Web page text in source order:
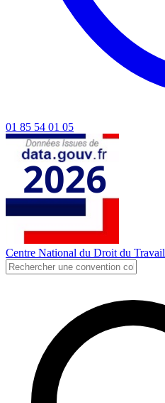
01 85 54 01 05
Centre National du Droit du Travail